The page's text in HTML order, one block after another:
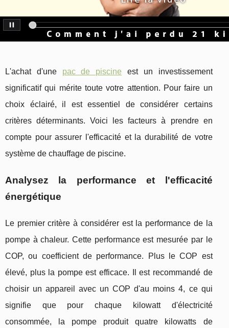
L'achat d'une pac de piscine est un investissement
significatif qui mérite toute votre attention. Pour faire un
choix éclairé, il est essentiel de considérer certains
critères déterminants. Voici les facteurs à prendre en
compte pour assurer l'efficacité et la durabilité de votre
système de chauffage de piscine.
Analysez la performance et l'efficacité
énergétique
Le premier critère à considérer est la performance de la
pompe à chaleur. Cette performance est mesurée par le
COP, ou coefficient de performance. Plus le COP est
élevé, plus la pompe est efficace. Il est recommandé de
choisir un appareil avec un COP d'au moins 4, ce qui
signifie que pour chaque kilowatt d'électricité
consommée, la pompe produit quatre kilowatts de